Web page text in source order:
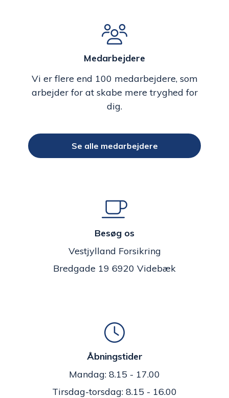
Medarbejdere
Vi er flere end 100 medarbejdere, som
arbejder for at skabe mere tryghed for
dig.
Se alle medarbejdere
Besøg os
Vestjylland Forsikring
Bredgade 19 6920 Videbæk
Åbningstider
Mandag: 8.15 - 17.00
Tirsdag-torsdag: 8.15 - 16.00